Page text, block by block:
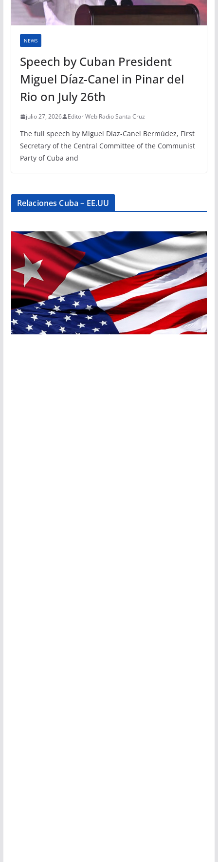
NEWS
Speech by Cuban President
Miguel Díaz-Canel in Pinar del
Rio on July 26th
julio 27, 2026 Editor Web Radio Santa Cruz
The full speech by Miguel Díaz-Canel Bermúdez, First
Secretary of the Central Committee of the Communist
Party of Cuba and
Relaciones Cuba – EE.UU